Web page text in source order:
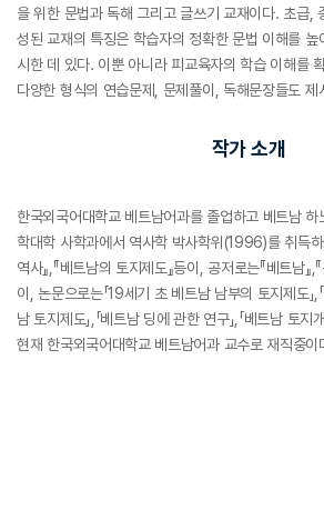
을 위한 문법과 독해 그리고 글쓰기 교재이다. 초급,
성된 교재의 특징은 학습자의 정확한 문법 이해를 높
시한 데 있다. 이뿐 아니라 피교육자의 학습 이해를
다양한 형식의 연습문제, 문제풀이, 독해문장들도 제
작가 소개
한국외국어대학교 베트남어과를 졸업하고 베트남
학대학 사학과에서 역사학 박사학위(1996)를 취득하
역사』,『베트남의 토지제도』등이, 공저로는『베트남』,
이, 논문으로는「19세기 초 베트남 남부의 토지제도」,
남 토지제도」,「베트남 딩에 관한 연구」,「베트남 토
현재 한국외국어대학교 베트남어과 교수로 재직중이